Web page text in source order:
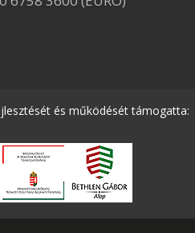
és működését támogatta: